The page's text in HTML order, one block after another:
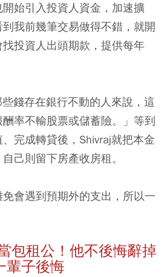
始引入投資人資金，加速擴
我前幾筆交易做得不錯，就開
投資人出頭期款，提供每年
錢存在銀行不動的人來說，這
率不輸股票或儲蓄險。」等到
完成轉貸後，Shivraj就把本金
己則留下房產收房租。
會遇到預期外的支出，所以一
包租公！他不後悔辭掉
輩子後悔